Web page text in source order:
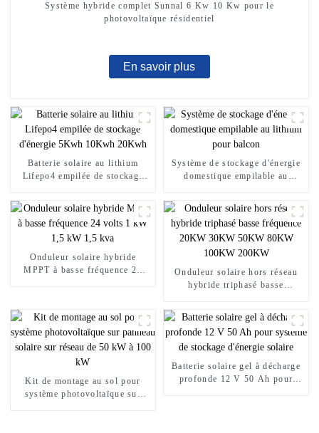
Système hybride complet Sunnal 6 Kw 10 Kw pour le
photovoltaïque résidentiel
En savoir plus
Batterie solaire au lithium
Lifepo4 empilée de stockage
Système de stockage d'énergie
domestique empilable au
Onduleur solaire hybride
MPPT à basse fréquence 24
Onduleur solaire hors réseau
hybride triphasé basse
Kit de montage au sol pour
système photovoltaïque sur
Batterie solaire gel à décharge
profonde 12 V 50 Ah pour